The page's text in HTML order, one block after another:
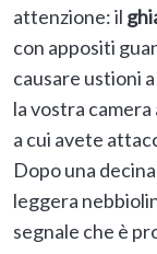
attenzione: il
con appositi
causare ustioni
la vostra
a cui avete
Dopo una
leggera
segnale che è